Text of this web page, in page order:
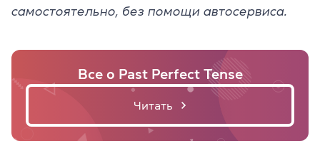
самостоятельно, без помощи автосервиса.
Все о Past Perfect Tense
Читать